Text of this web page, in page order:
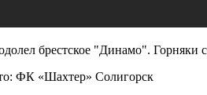
ФК «Шахтер» Солигорск